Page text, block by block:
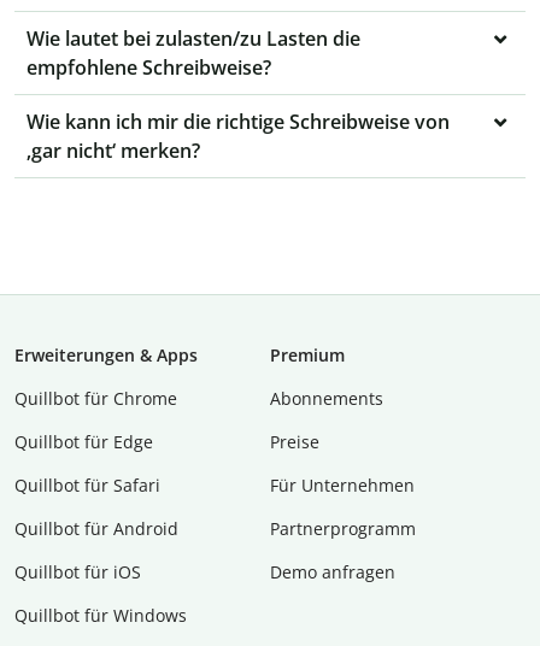
Wie lautet bei zulasten/zu Lasten die
empfohlene Schreibweise?
Wie kann ich mir die richtige Schreibweise von
‚gar nicht‘ merken?
Erweiterungen & Apps
Quillbot für Chrome
Quillbot für Edge
Quillbot für Safari
Quillbot für Android
Quillbot für iOS
Quillbot für Windows
Premium
Abon­ne­ments
Preise
Für Unternehmen
Partnerprogramm
Demo anfragen